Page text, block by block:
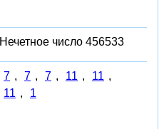
Нечетное число 456533
7 , 7 , 7 , 11 , 11 ,
11 , 1